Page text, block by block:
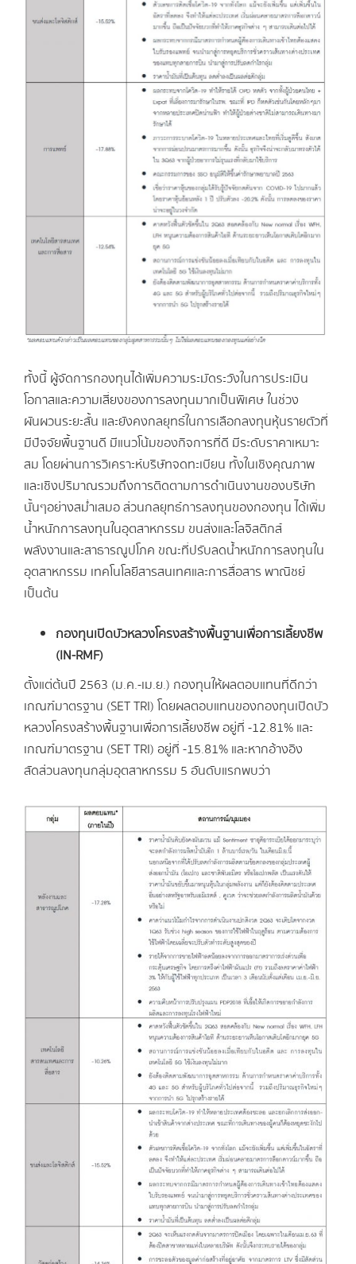
ทั้งนี้ ผู้จัดการกองทุนได้เพิ่มความระมัดระวังในการประเมิน
โอกาสและความเสี่ยงของการลงทุนมากเป็นพิเศษ ในช่วง
ผันผวนระยะสั้น และยังคงกลยุทธ์ในการเลือกลงทุนหุ้นรายตัวที่
มีปัจจัยพื้นฐานดี มีแนวโน้มของกิจการที่ดี มีระดับราคาเหมาะ
สม โดยผ่านการวิเคราะห์บริษัทจดทะเบียน ทั้งในเชิงคุณภาพ
และเชิงปริมาณรวมถึงการติดตามการดำเนินงานของบริษัท
นั้นๆอย่างสม่ำเสมอ ส่วนกลยุทธ์การลงทุนของกองทุน ได้เพิ่ม
น้ำหนักการลงทุนในอุตสาหกรรม ขนส่งและโลจิสติกส์
พลังงานและสาธารณูปโภค ขณะที่ปรับลดน้ำหนักการลงทุนใน
อุตสาหกรรม เทคโนโลยีสารสนเทศและการสื่อสาร พาณิชย์
เป็นต้น
กองทุนเปิดบัวหลวงโครงสร้างพื้นฐานเพื่อการเลี้ยงชีพ
(IN-RMF)
ตั้งแต่ต้นปี 2563 (ม.ค.-เม.ย.) กองทุนให้ผลตอบแทนที่ดีกว่า
เกณฑ์มาตรฐาน (SET TRI) โดยผลตอบแทนของกองทุนเปิดบัว
หลวงโครงสร้างพื้นฐานเพื่อการเลี้ยงชีพ อยู่ที่ -12.81% และ
เกณฑ์มาตรฐาน (SET TRI) อยู่ที่ -15.81% และหากอ้างอิง
สัดส่วนลงทุนกลุ่มอุตสาหกรรม 5 อันดับแรกพบว่า